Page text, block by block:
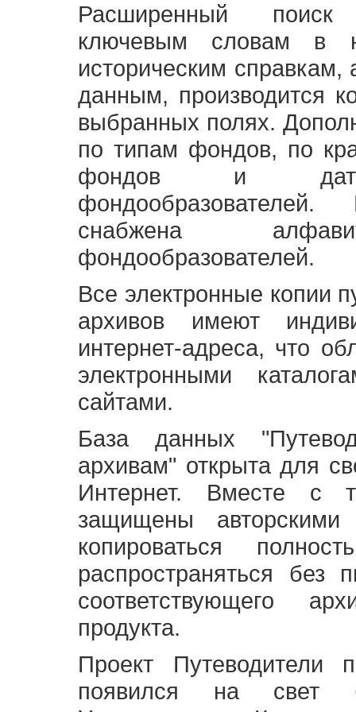
Расширенный
ключевым словам в
историческим
данным, производится
выбранных полях.
по типам фондов, по
фондов и
снабжена
фондообразователей.
Все электронные копии
архивов имеют
интернет-адреса, что
электронными
сайтами.
База данных
архивам" открыта для
Интернет. Вместе с
защищены
копироваться
распространяться без
соответствующего
продукта.
Проект Путеводители
появился на свет